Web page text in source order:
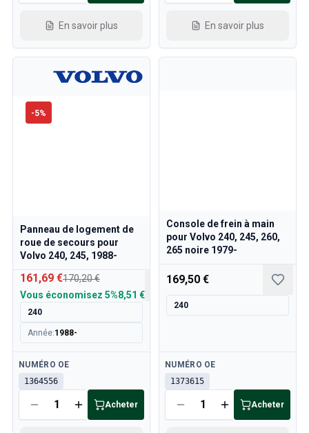
En savoir plus En savoir plus
-5%
Panneau de logement de
roue de secours pour
Volvo 240, 245, 1988-
161,69 €170,20 €
Vous économisez 5%8,51 €
240
Année:1988-
Disponible
NUMÉRO OE
1364556
Acheter
Console de frein à main
pour Volvo 240, 245, 260,
265 noire 1979-
169,50 €
240
Disponible
NUMÉRO OE
1373615
Acheter